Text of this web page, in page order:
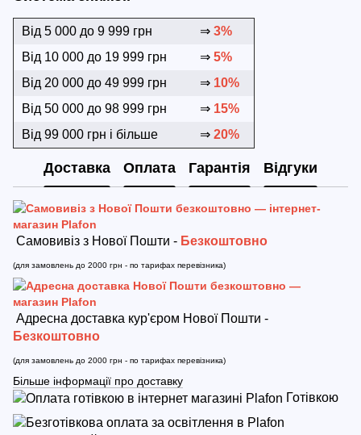
Від 5 000 до 9 999 грн ⇒ 3%
Від 10 000 до 19 999 грн
⇒ 5%
Від 20 000 до 49 999 грн
⇒ 10%
Від 50 000 до 98 999 грн
⇒ 15%
Від 99 000 грн і більше
⇒ 20%
Доставка Оплата Гарантія Відгуки
Самовивіз з Нової Пошти - Безкоштовно
(для замовлень до 2000 грн - по тарифах перевізника)
Адресна доставка кур'єром Нової Пошти -
Безкоштовно
(для замовлень до 2000 грн - по тарифах перевізника)
Більше інформації про доставку
Готівкою